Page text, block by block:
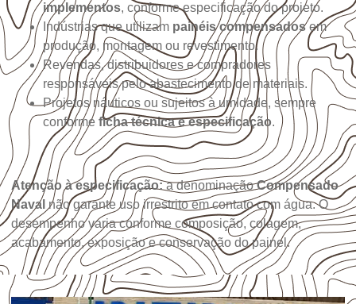
implementos, conforme especificação do projeto.
Indústrias que utilizam painéis compensadosem
produção, montagem ou revestimento.
Revendas, distribuidores e compradores
responsáveis pelo abastecimento de materiais.
Projetos náuticos ou sujeitos à umidade, sempre
conforme ficha técnica e especificação.
Atenção à especificação:a denominaçãoCompensado
Naval não garante uso irrestrito em contato com água. O
desempenho varia conforme composição, colagem,
acabamento, exposição e conservação do painel.